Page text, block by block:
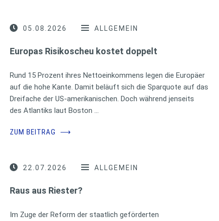
05.08.2026 ALLGEMEIN
Europas Risikoscheu kostet doppelt
Rund 15 Prozent ihres Nettoeinkommens legen die Europäer
auf die hohe Kante. Damit beläuft sich die Sparquote auf das
Dreifache der US-amerikanischen. Doch während jenseits
des Atlantiks laut Boston …
ZUM BEITRAG ⟶
22.07.2026 ALLGEMEIN
Raus aus Riester?
Im Zuge der Reform der staatlich geförderten